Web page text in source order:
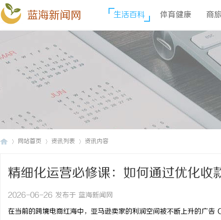
蓝海新闻网 生活百科 体育健康 商
网站首页 资讯列表 资讯内容
精细化运营必修课：如何通过优化收
2026-06-26 发布于 蓝海新闻网
在当前的跨境电商红海中，亚马逊卖家的利润空间被不断上升的广